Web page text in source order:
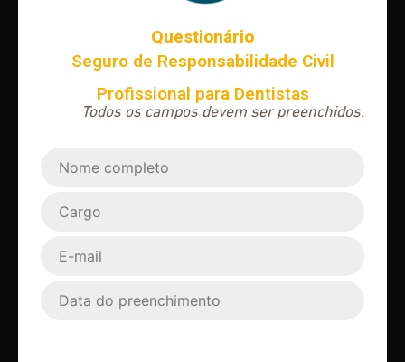
Questionário
Seguro de Responsabilidade Civil
Profissional para Dentistas
Todos os campos devem ser preenchidos.